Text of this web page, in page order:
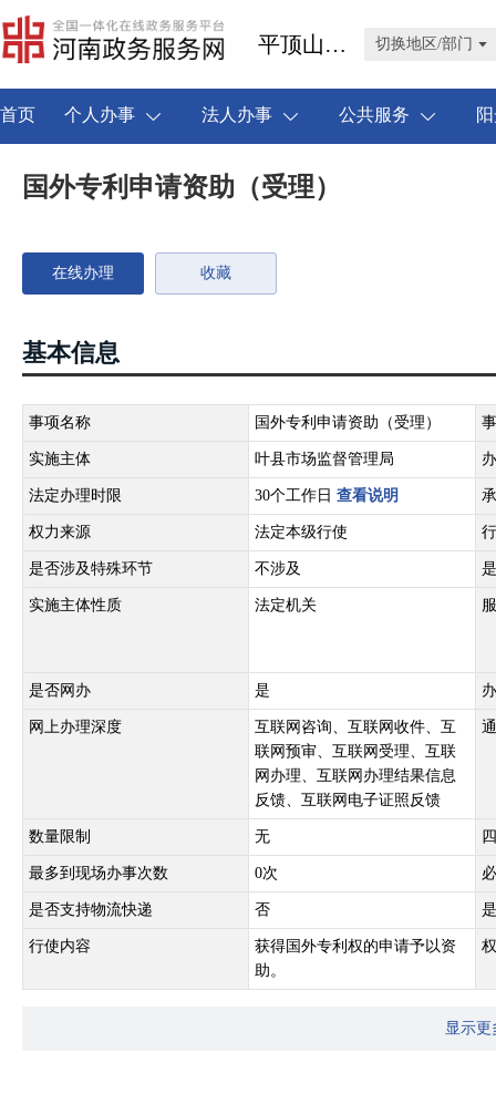
平顶山市叶县 切换地区/部门
首页 个人办事 法人办事 公共服务
国外专利申请资助（受理）
在线办理 收藏
基本信息
事项名称 国外专利申请资助（受理）
实施主体 叶县市场监督管理局
法定办理时限 30个工作日 查看说明
权力来源 法定本级行使
是否涉及特殊环节 不涉及
实施主体性质 法定机关
是否网办 是
网上办理深度
互联网咨询、互联网收件、互
联网预审、互联网受理、互联
网办理、互联网办理结果信息
反馈、互联网电子证照反馈
数量限制 无
最多到现场办事次数 0次
是否支持物流快递 否
行使内容
获得国外专利权的申请予以资
助。
显示更